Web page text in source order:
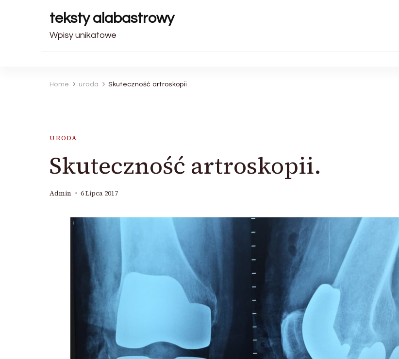
teksty alabastrowy
Wpisy unikatowe
Home uroda Skuteczność artroskopii.
URODA
Skuteczność artroskopii.
Admin 6 Lipca 2017